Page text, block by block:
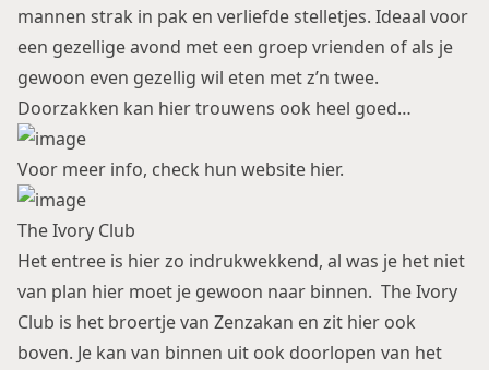
mannen strak in pak en verliefde stelletjes. Ideaal voor
een gezellige avond met een groep vrienden of als je
gewoon even gezellig wil eten met z’n twee.
Doorzakken kan hier trouwens ook heel goed…
Voor meer info, check hun website hier.
The Ivory Club
Het entree is hier zo indrukwekkend, al was je het niet
van plan hier moet je gewoon naar binnen. The Ivory
Club is het broertje van Zenzakan en zit hier ook
boven. Je kan van binnen uit ook doorlopen van het